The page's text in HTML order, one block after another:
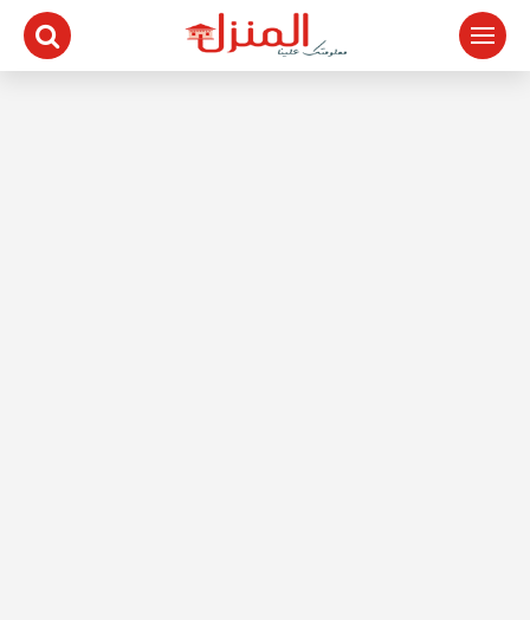
التجاوز
المحتوى